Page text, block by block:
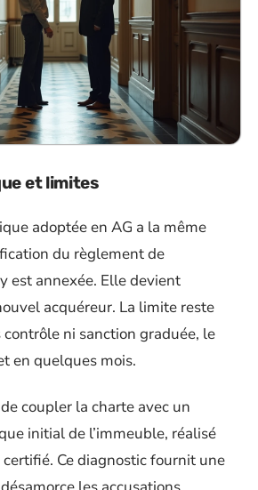
et limites
adoptée en AG a la même
du règlement de
est annexée. Elle devient
acquéreur. La limite reste
contrôle ni sanction graduée, le
en quelques mois.
coupler la charte avec un
initial de l’immeuble, réalisé
Ce diagnostic fournit une